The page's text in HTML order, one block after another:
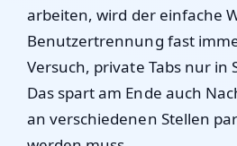
arbeiten, wird der einfache
Benutzertrennung fast
Versuch, private Tabs nur in
Das spart am Ende auch
an verschiedenen Stellen